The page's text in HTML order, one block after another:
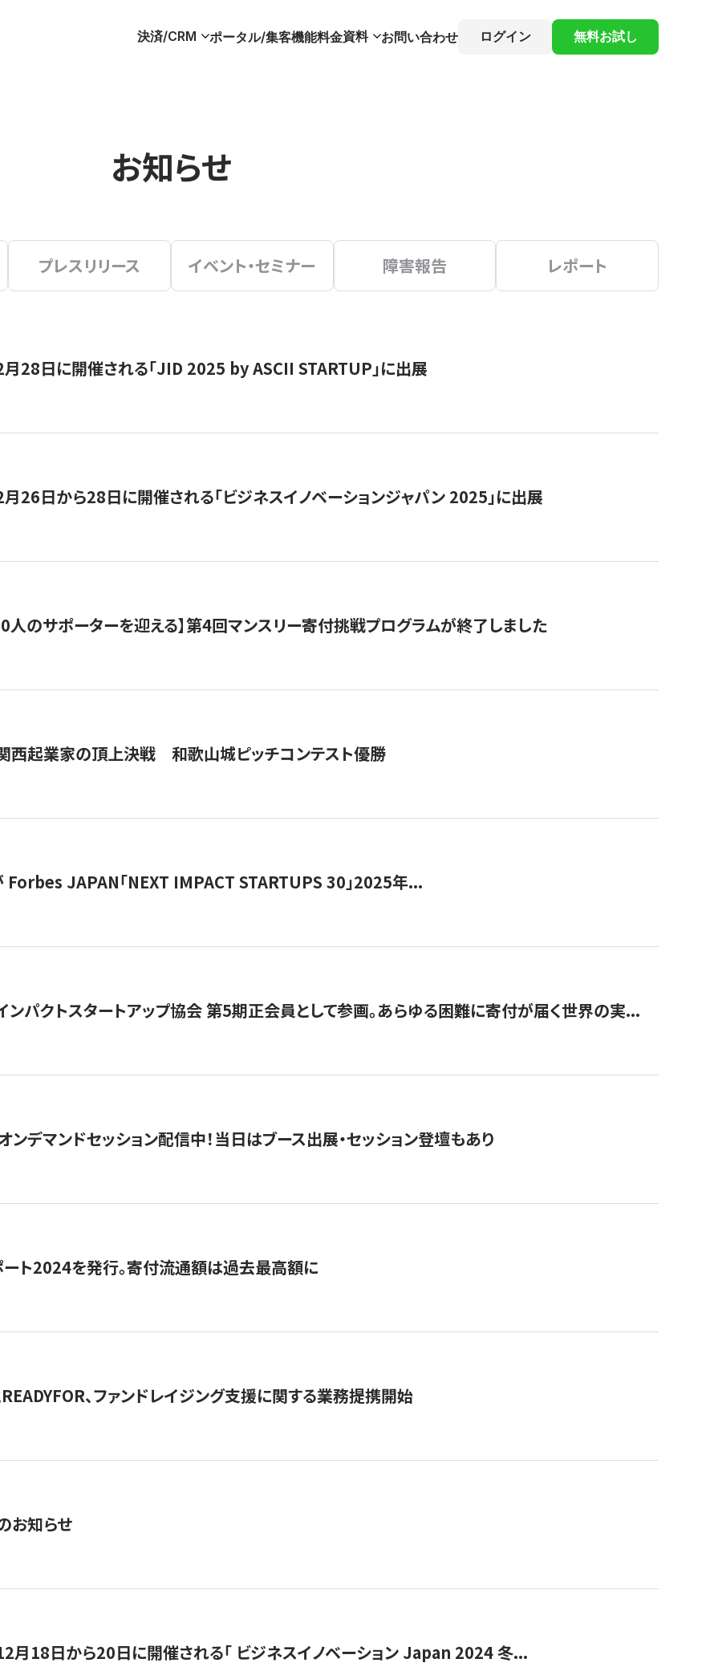
決済/CRM ポータル/集客機能料金資料 お問い合わせ ログイン 無料お試し
お知らせ
プレスリリース イベント・セミナー 障害報告 レポート
月28日に開催される「JID 2025 by ASCII STARTUP」に出展
月26日から28日に開催される「ビジネスイノベーションジャパン 2025」に出展
人のサポーターを迎える】​​第4回マンスリー寄付挑戦プログラムが終了しました
関西起業家の頂上決戦 和歌山城ピッチコンテスト優勝
Forbes JAPAN「NEXT IMPACT STARTUPS 30」2025年...
ンパクトスタートアップ協会 第5期正会員として参画。あらゆる困難に寄付が届く世界の実...
デマンドセッション配信中！当日はブース出展・セッション登壇もあり
ート2024を発行。寄付流通額は過去最高額に
、ファンドレイジング支援に関する業務提携開始
お知らせ
12月18日から20日に開催される「 ビジネスイノベーション Japan 2024 冬...